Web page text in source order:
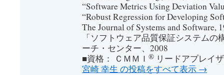
“Software Metrics Using Deviation
“Robust Regression for Developing
The Journal of Systems and Software,
「ソフトウェア品質保証システム
ーチ・センター、2008
■資格： ＣＭＭＩ ® リードアプレイ
宮崎 幸生 の投稿をすべて表示 →